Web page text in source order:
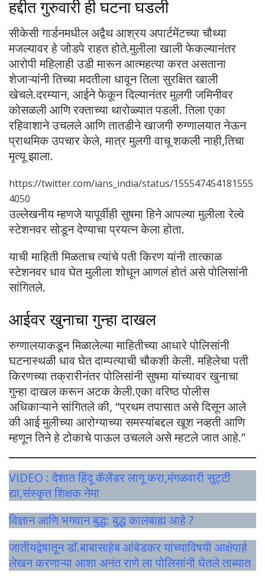
हद्दीत गुरुवारी ही घटना घडली
सीकेसी गार्डनमधील अद्वैथ आश्रय अपार्टमेंटच्या चौथ्या
मजल्यावर हे जोडपे राहत होते.मुलीला खाली फेकल्यानंतर
आरोपी महिलाही उडी मारून आत्महत्या करत असताना
शेजाऱ्यांनी तिच्या मदतीला धावून तिला सुरक्षित खाली
खेचले.दरम्यान, आईने फेकून दिल्यानंतर मुलगी जमिनीवर
कोसळली आणि रक्ताच्या थारोळ्यात पडली. तिला एका
रहिवाशाने उचलले आणि तातडीने खाजगी रुग्णालयात नेऊन
प्राथमिक उपचार केले, मात्र मुलगी वाचू शकली नाही,तिचा
मृत्यू झाला.
https://twitter.com/ians_india/status/155547454181555
4050
उल्लेखनीय म्हणजे यापूर्वीही सुषमा हिने आपल्या मुलीला रेल्वे
स्टेशनवर सोडून देण्याचा प्रयत्न केला होता.
याची माहिती मिळताच त्यांचे पती किरण यांनी तात्काळ
स्टेशनवर धाव घेत मुलीला शोधून आणलं होतं असे पोलिसांनी
सांगितले.
आईवर खुनाचा गुन्हा दाखल
रुग्णालयाकडून मिळालेल्या माहितीच्या आधारे पोलिसांनी
घटनास्थळी धाव घेत दाम्पत्याची चौकशी केली. महिलेचा पती
किरणच्या तक्रारीनंतर पोलिसांनी सुषमा यांच्यावर खुनाचा
गुन्हा दाखल करून अटक केली.एका वरिष्ठ पोलीस
अधिकाऱ्याने सांगितले की, “प्रथम तपासात असे दिसून आले
की आई मुलीच्या आरोग्याच्या समस्यांबद्दल खूश नव्हती आणि
म्हणून तिने हे टोकाचे पाऊल उचलले असे म्हटले जात आहे.”
VIDEO : देशात हिंदू कॅलेंडर लागू करा,मंगळवारी सुट्टी
द्या,संस्कृत शिक्षक नेमा
विज्ञान आणि भगवान बुद्ध: बुद्ध कालबाह्य आहे ?
जातीयद्वेषातून डाॅ.बाबासाहेब आंबेडकर यांच्याविषयी आक्षेपार्ह
लेखन करणाऱ्या आशा अनंत राणे ला पोलिसांनी घेतले ताब्यात